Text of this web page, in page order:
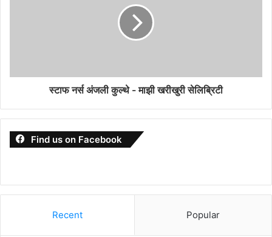
स्टाफ नर्स अंजली कुल्थे - माझी खरीखुरी सेलिब्रिटी
Find us on Facebook
Recent Popular